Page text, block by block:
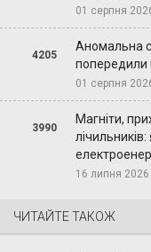
01 серпня
4205
Аномальна
попередили
01 серпня
3990
Магніти,
16 липня 2026
ЧИТАЙТЕ ТАКОЖ